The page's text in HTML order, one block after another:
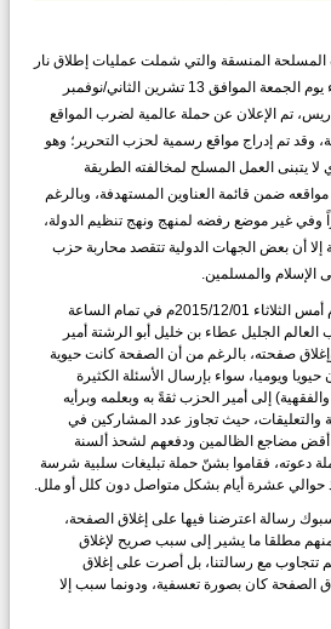
المنسقة والتي شملت عمليات إطلاق نار
وتفجيرات واحتجاز رهائن ‏مساء يوم الجمعة الموافق 13 تشرين الثاني/نوفمبر
باريس، تم الإعلان عن حملة ‏عالمية لضرب المواقع
وقد تم إدراج مواقع رسمية لحزب التحرير؛ وهو
يتبنى العمل المسلح لمخالفته الطريقة
مواقعه ضمن ‏قائمة العناوين المستهدفة، وبالرغم
وفي غير موضع رفضه لمنهج ونهج تنظيم ‏الدولة،
إلا أن بعض الجهات الدولية تتقصد محاربة حزب
الإسلام والمسلمين.‏
فقد أقدمت إدارة الفيسبوك يوم أمس الثلاثاء 2015/12/01م في تمام الساعة
الجليل عطاء بن خليل أبو الرشتة أمير
صفحته، بالرغم من أن الصفحة ‏كانت حيوية
ويوميا، سواء بإرسال الأسئلة الكثيرة
إلى أمير الحزب ثقةً به وبعلمه وبرأيه
والتعليقات، حيث تجاوز ‏عدد المشاركين في
شخص، مما أقض مضاجع الظالمين ودفعهم لشحذ ألسنة
دعوته، فقاموا بشنّ حملة تبليغات سلبية شرسة
حوالي عشرة أيام ‏بشكل متواصل دون كلل أو ملل.‏
رسالة اعترضنا فيها على إغلاق الصفحة،
‏منهم مطلقا ما يشير إلى سبب صريح لإغلاق
تتجاوب مع رسالتنا، بل أصرت ‏على إغلاق
الصفحة كان بصورة تعسفية، ودونما سبب إلا